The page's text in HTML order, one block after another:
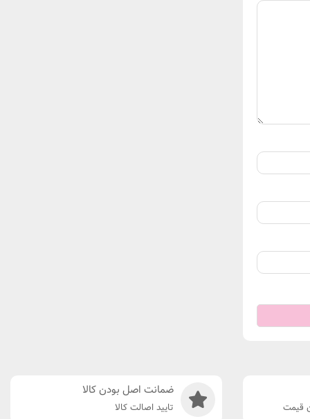
قیمت
ضمانت اصل بودن کالا
تایید اصالت کالا